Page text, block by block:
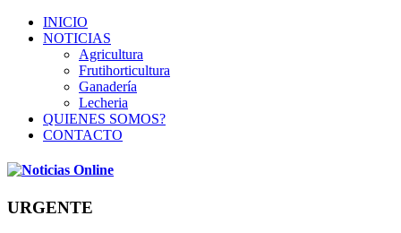
INICIO
NOTICIAS
Agricultura
Frutihorticultura
Ganadería
Lecheria
QUIENES SOMOS?
CONTACTO
URGENTE